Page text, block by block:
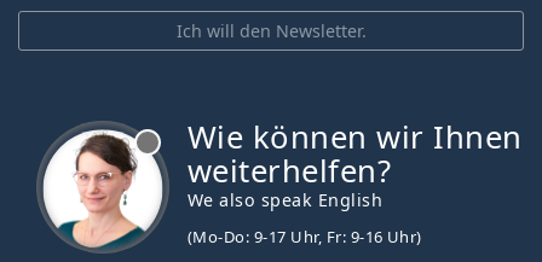
Ich will den Newsletter.
Wie können wir Ihnen
weiterhelfen?
We also speak English
(Mo-Do: 9-17 Uhr, Fr: 9-16 Uhr)